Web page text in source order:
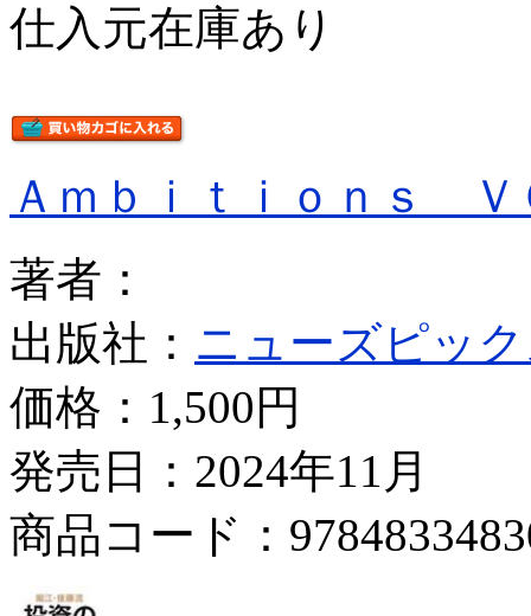
仕入元在庫あり
Ａｍｂｉｔｉｏｎｓ Ｖ
著者：
出版社： ニューズピッ
価格： 1,500円
発売日：2024年11月
商品コード：